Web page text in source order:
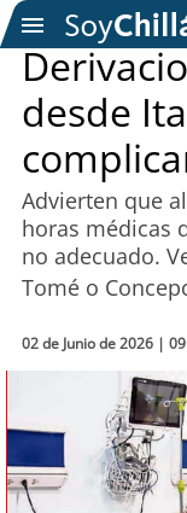
Podcast
Actualidad
Economía
Deportes
Tecnología
desde
Advierten que
horas médicas
no adecuado.
Tomé o
02 de Junio de 2026 |